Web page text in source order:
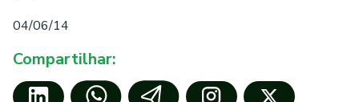
04/06/14
Compartilhar: